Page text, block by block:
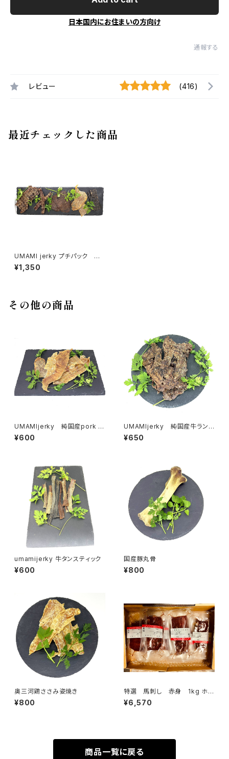
日本国内にお住まいの方向け
通報する
レビュー (416)
最近チェックした商品
UMAMI jerky プチパック 定
番5種類詰め合わせ
¥1,350
その他の商品
UMAMIjerky 純国産pork g
ut
¥600
UMAMIjerky 純国産牛ラング
ジャーキー
¥650
umamijerky 牛タンスティック
¥600
国産豚丸骨
¥800
奥三河鶏ささみ姿焼き
¥800
特選 馬刺し 赤身 1kg ホル
モン剤.抗生剤.合成飼料一切不
使用 SALE 1kg 6,570円
¥6,570
商品一覧に戻る